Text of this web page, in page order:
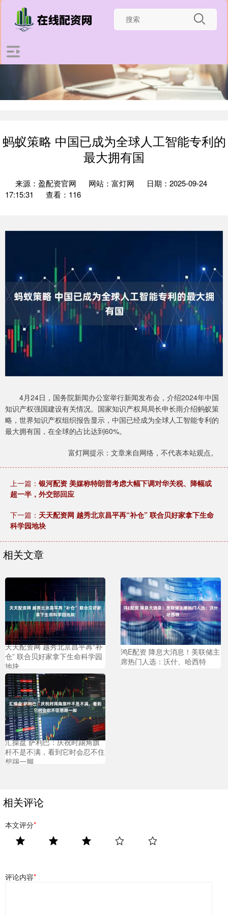
蚂蚁策略 中国已成为全球人工智能专利的
最大拥有国
来源：盈配资官网 网站：富灯网
日期：2025-09-24
17:15:31
查看：116
4月24日，国务院新闻办公室举行新闻发布会，介绍2024年中国
知识产权强国建设有关情况。国家知识产权局局长申长雨介绍蚂蚁策
略，世界知识产权组织报告显示，中国已经成为全球人工智能专利的
最大拥有国，在全球的占比达到60%。
富灯网提示：文章来自网络，不代表本站观点。
上一篇： 银河配资 美媒称特朗普考虑大幅下调对华关税、降幅或
超一半，外交部回应
下一篇： 天天配资网 越秀北京昌平再“补仓” 联合贝好家拿下生命
科学园地块
相关文章
天天配资网 越秀北京昌平再“补
仓” 联合贝好家拿下生命科学园
地块
鸿E配资 降息大消息！美联储主
席热门人选：沃什、哈西特
汇操盘 萨利巴：庆祝时踢角旗
杆不是不满，看到它时会忍不住
想踢一脚
相关评论
本文评分*
评论内容*